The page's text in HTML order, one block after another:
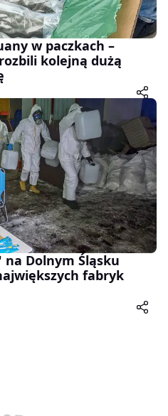
w paczkach –
kolejną dużą
Dolnym Śląsku
fabryk